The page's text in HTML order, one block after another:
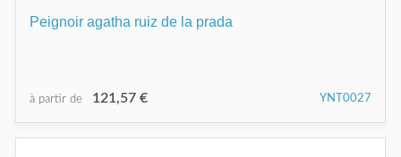
Peignoir agatha ruiz de la prada
à partir de 121,57 € YNT0027